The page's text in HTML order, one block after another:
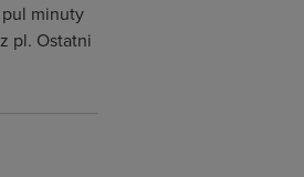
minuty
pl. Ostatni